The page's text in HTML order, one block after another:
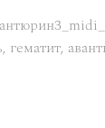
гематит,